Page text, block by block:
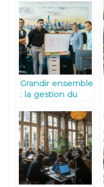
maitrise des
compétences et
responsabilités
clés
Grandir ensemble
: la gestion du
levier de succes